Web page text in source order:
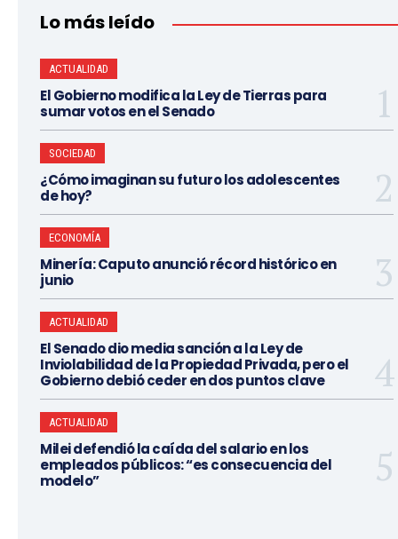
Lo más leído
ACTUALIDAD
El Gobierno modifica la Ley de Tierras para
sumar votos en el Senado
SOCIEDAD
¿Cómo imaginan su futuro los adolescentes
de hoy?
ECONOMÍA
Minería: Caputo anunció récord histórico en
junio
ACTUALIDAD
El Senado dio media sanción a la Ley de
Inviolabilidad de la Propiedad Privada, pero el
Gobierno debió ceder en dos puntos clave
ACTUALIDAD
Milei defendió la caída del salario en los
empleados públicos: “es consecuencia del
modelo”